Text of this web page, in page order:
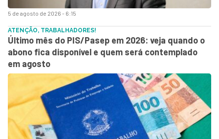
5 de agosto de 2026 - 6:15
ATENÇÃO, TRABALHADORES!
Último mês do PIS/Pasep em 2026: veja quando o
abono fica disponível e quem será contemplado
em agosto